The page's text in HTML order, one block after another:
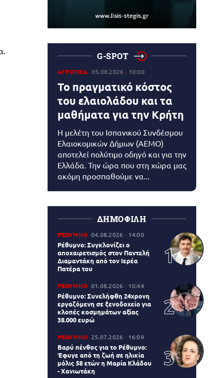
G-SPOT
ΑΓΡΟΤΙΚΑ 05.08.2026 10:00
Το πραγματικό κόστος
του ελαιολάδου και τα
μαθήματα για την Κρήτη
Η μελέτη του Ισπανικού Συνδέσμου
Ελαιοκομικών Δήμων (AEMO)
αποτελεί πολύτιμο οδηγό και για την
Ελλάδα. Την ώρα που στη χώρα μας
ακόμη προσπαθούμε να...
ΔΗΜΟΦΙΛΗ
ΡΕΘΥΜΝΟ 04.08.2026 14:00
Ρέθυμνο: Συγκλονίζει ο
αποχαιρετισμός στον Παντελή
Διαμαντάκη από τον Ιερέα
Πατέρα του
ΡΕΘΥΜΝΟ 01.08.2026 10:44
Ρέθυμνο: Συνελήφθη 24χρονη
εργαζόμενη σε ξενοδοχείο για
κλοπές κοσμημάτων αξίας
38.000 ευρώ
ΡΕΘΥΜΝΟ 25.07.2026 16:09
Βαρύ πένθος για το Ρέθυμνο:
Έφυγε από τη ζωή σε ηλικία
μόλις 58 ετών η Μαρία Κλάδου
- Χανιωτάκη